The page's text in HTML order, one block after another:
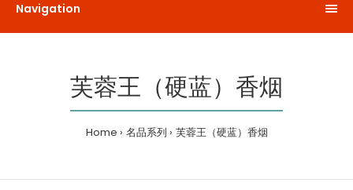
Navigation
芙蓉王（硬蓝）香烟
Home 名品系列 芙蓉王（硬蓝）香烟